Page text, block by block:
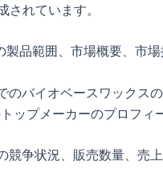
れています。
品範囲、市場概要、市
バイオベースワックス
ップメーカーのプロフィ
競争状況、販売数量、売